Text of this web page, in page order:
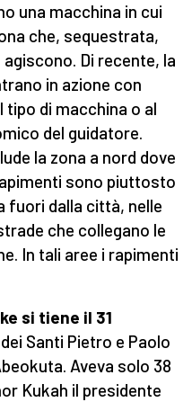
una macchina in cui
che, sequestrata,
Di recente, la
in azione con
tipo di macchina o al
del guidatore.
la zona a nord dove
sono piuttosto
fuori dalla città, nelle
che collegano le
In tali aree i rapimenti
si tiene il 31
Santi Pietro e Paolo
Aveva solo 38
Kukah il presidente